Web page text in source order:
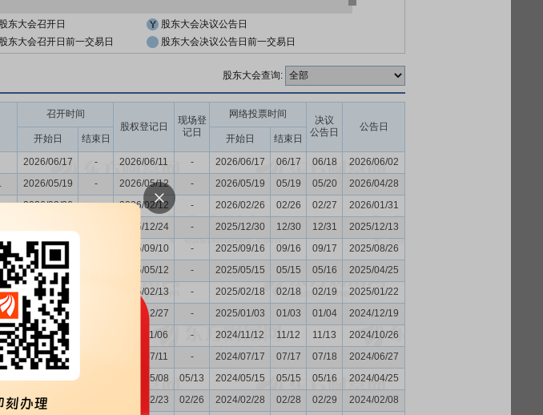
东大会召开日
股东大会决议公告日
东大会召开日前一交易日 股东大会决议公告日前一交易日
股东大会查询:
召开时间
股权登记日
现场登
记日
网络投票时间
决议
公告日
公告日
开始日
结束日 开始日 结束日
2026/06/17 - 2026/06/11 - 2026/06/17 06/17 06/18
2026/06/02
2026/05/19 - 2026/05/12 - 2026/05/19 05/19 05/20
2026/04/28
2026/02/26 - 2026/02/12 - 2026/02/26 02/26 02/27
2026/01/31
2025/12/24 - 2025/12/30 12/30 12/31
2025/12/13
2025/09/16 2025/09/10 - 2025/09/16 09/16 09/17
2025/08/26
2025/05/15 2025/05/12 - 2025/05/15 05/15 05/16
2025/04/25
2025/02/18 2025/02/13 - 2025/02/18 02/18 02/19
2025/01/22
2025/01/03 2024/12/27 - 2025/01/03 01/03 01/04
2024/12/19
2024/11/12 2024/11/06 - 2024/11/12 11/12 11/13
2024/10/26
2024/07/17 2024/07/11 - 2024/07/17 07/17 07/18
2024/06/27
2024/05/15 2024/05/08 05/13 2024/05/15 05/15 05/16
2024/04/25
2024/02/28 2024/02/23 02/26 2024/02/28 02/28 02/29
2024/02/08